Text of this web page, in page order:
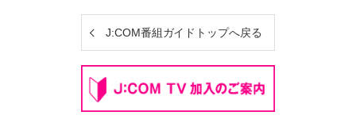
J:COM番組ガイドトップへ戻る